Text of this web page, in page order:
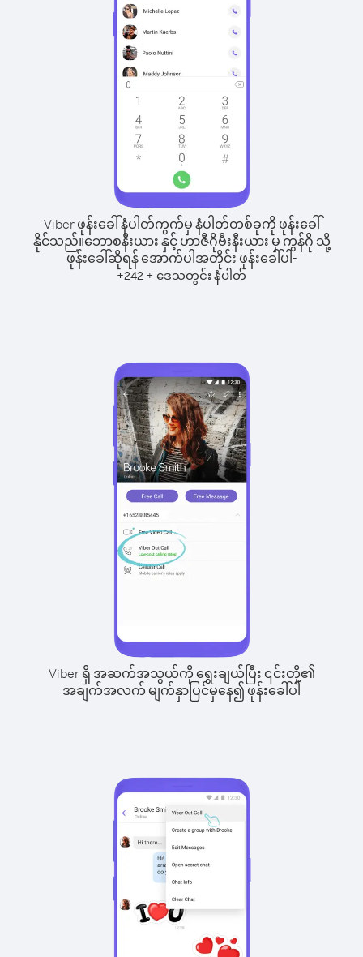
Viber ဖုန်းခေါ်နံပါတ်ကွက်မှ နံပါတ်တစ်ခုကို ဖုန်းခေါ်
နိုင်သည်။ဘောစနီးယား နှင့် ဟာဇီဂိုဗီးနီးယား မှ ကွန်ဂို သို့
ဖုန်းခေါ်ဆိုရန် အောက်ပါအတိုင်း ဖုန်းခေါ်ပါ-
+242 + ဒေသတွင်း နံပါတ်
Viber ရှိ အဆက်အသွယ်ကို ရွေးချယ်ပြီး ၎င်းတို့၏
အချက်အလက် မျက်နှာပြင်မှနေ၍ ဖုန်းခေါ်ပါ